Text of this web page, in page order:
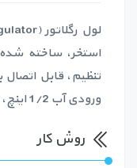
تنظیم، قابل اتصال
ورودی آب 1/2 اینچ، سایز اتصال ورودی استخر 1/2 1 اینچ
روش کار